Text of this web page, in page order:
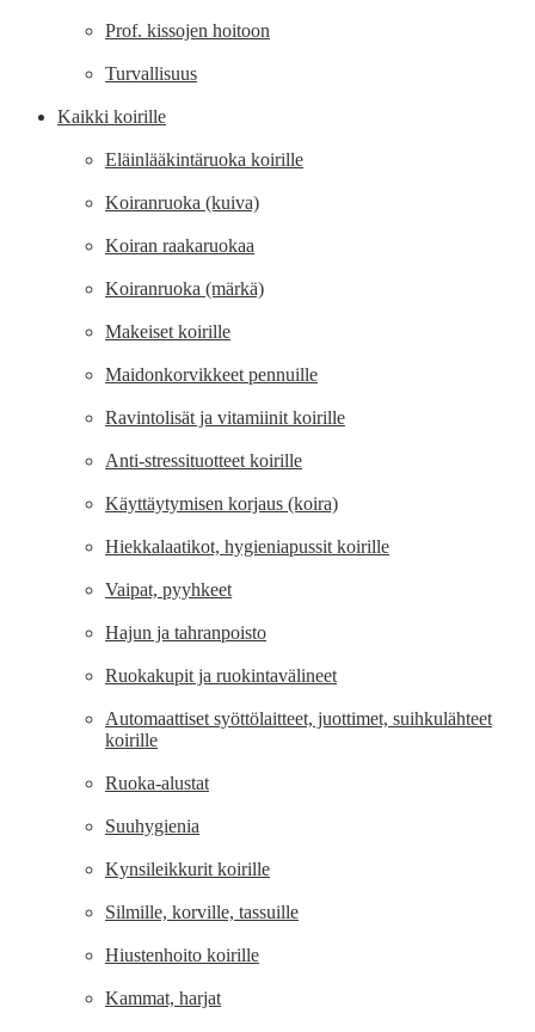
Prof. kissojen hoitoon
Turvallisuus
Kaikki koirille
Eläinlääkintäruoka koirille
Koiranruoka (kuiva)
Koiran raakaruokaa
Koiranruoka (märkä)
Makeiset koirille
Maidonkorvikkeet pennuille
Ravintolisät ja vitamiinit koirille
Anti-stressituotteet koirille
Käyttäytymisen korjaus (koira)
Hiekkalaatikot, hygieniapussit koirille
Vaipat, pyyhkeet
Hajun ja tahranpoisto
Ruokakupit ja ruokintavälineet
Automaattiset syöttölaitteet, juottimet, suihkulähteet
koirille
Ruoka-alustat
Suuhygienia
Kynsileikkurit koirille
Silmille, korville, tassuille
Hiustenhoito koirille
Kammat, harjat